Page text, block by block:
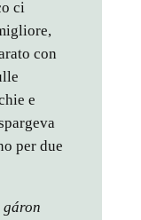
ci
con
e
per due
gáron